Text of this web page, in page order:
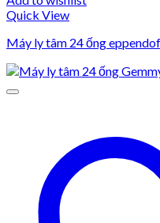
Quick View
Máy ly tâm 24 ống